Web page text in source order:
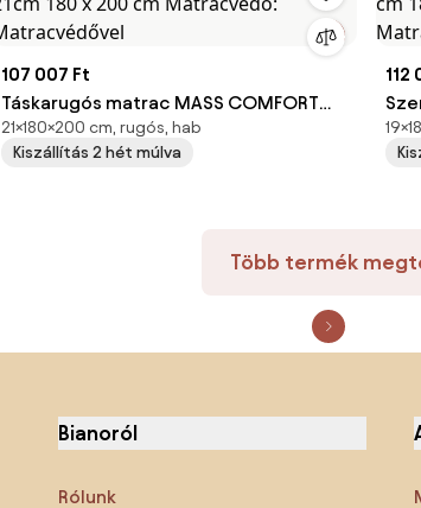
107 007 Ft
Táskarugós matrac MASS COMFORT
21cm 180 x 200 cm Matracvédő:
Matracvédővel
21×180×200 cm, rugós, hab
Kiszállítás 2 hét múlva
112
Több termék
Bianoról
Rólunk